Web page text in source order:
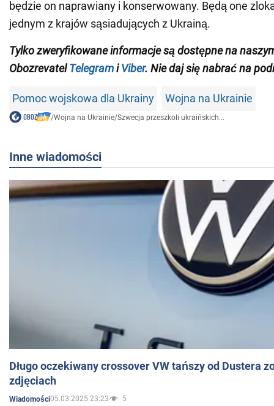
będzie on naprawiany i konserwowany. Będą one
jednym z krajów sąsiadujących z Ukrainą.
Tylko zweryfikowane informacje są dostępne na
ObozrevatelTelegramiViber. Nie daj się nabrać na
Pomoc wojskowa dla Ukrainy Wojna na Ukrainie
/Wojna na Ukrainie/Szwecja przeszkoli ukraińskich...
Inne wiadomości
Długo oczekiwany crossover VW tańszy od Dustera
zdjęciach
Wiadomości05.03.2025 23:23 5